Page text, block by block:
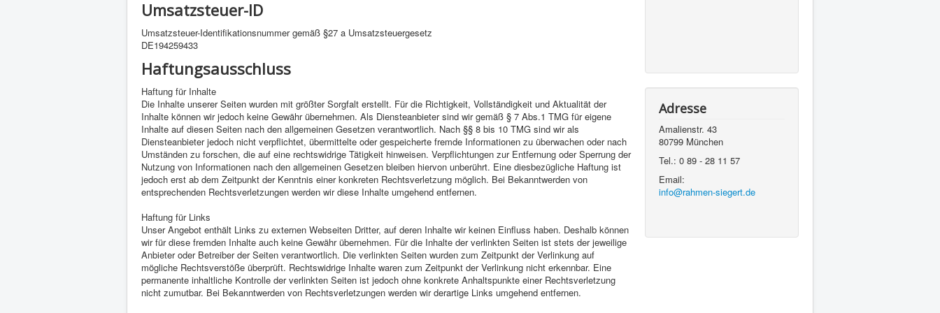
Umsatzsteuer-ID
Umsatzsteuer-Identifikationsnummer gemäß §27 a Umsatzsteuergesetz
DE194259433
Haftungsausschluss
Haftung für Inhalte
Die Inhalte unserer Seiten wurden mit größter Sorgfalt erstellt. Für die Richtigkeit, Vollständigkeit und Aktualität der
Inhalte können wir jedoch keine Gewähr übernehmen. Als Diensteanbieter sind wir gemäß § 7 Abs.1 TMG für eigene
Inhalte auf diesen Seiten nach den allgemeinen Gesetzen verantwortlich. Nach §§ 8 bis 10 TMG sind wir als
Diensteanbieter jedoch nicht verpflichtet, übermittelte oder gespeicherte fremde Informationen zu überwachen oder nach
Umständen zu forschen, die auf eine rechtswidrige Tätigkeit hinweisen. Verpflichtungen zur Entfernung oder Sperrung der
Nutzung von Informationen nach den allgemeinen Gesetzen bleiben hiervon unberührt. Eine diesbezügliche Haftung ist
jedoch erst ab dem Zeitpunkt der Kenntnis einer konkreten Rechtsverletzung möglich. Bei Bekanntwerden von
entsprechenden Rechtsverletzungen werden wir diese Inhalte umgehend entfernen.
Haftung für Links
Unser Angebot enthält Links zu externen Webseiten Dritter, auf deren Inhalte wir keinen Einfluss haben. Deshalb können
wir für diese fremden Inhalte auch keine Gewähr übernehmen. Für die Inhalte der verlinkten Seiten ist stets der jeweilige
Anbieter oder Betreiber der Seiten verantwortlich. Die verlinkten Seiten wurden zum Zeitpunkt der Verlinkung auf
mögliche Rechtsverstöße überprüft. Rechtswidrige Inhalte waren zum Zeitpunkt der Verlinkung nicht erkennbar. Eine
permanente inhaltliche Kontrolle der verlinkten Seiten ist jedoch ohne konkrete Anhaltspunkte einer Rechtsverletzung
nicht zumutbar. Bei Bekanntwerden von Rechtsverletzungen werden wir derartige Links umgehend entfernen.
Adresse
Amalienstr. 43
80799 München
Tel.: 0 89 - 28 11 57
Email:
info@rahmen-siegert.de